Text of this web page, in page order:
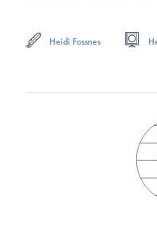
Heidi Fossnes